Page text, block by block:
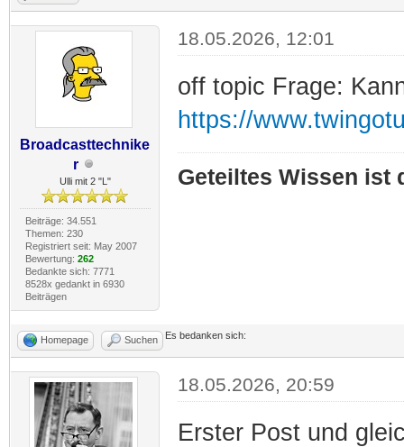
Broadcasttechnike
r
Ulli mit 2 "L"
Beiträge: 34.551
Themen: 230
Registriert seit: May 2007
Bewertung: 262
Bedankte sich: 7771
8528x gedankt in 6930
Beiträgen
18.05.2026, 12:01
off topic Frage:
https://
Geteiltes Wissen ist
Homepage Suchen Es bedanken sich:
18.05.2026, 20:59
Erster Post und